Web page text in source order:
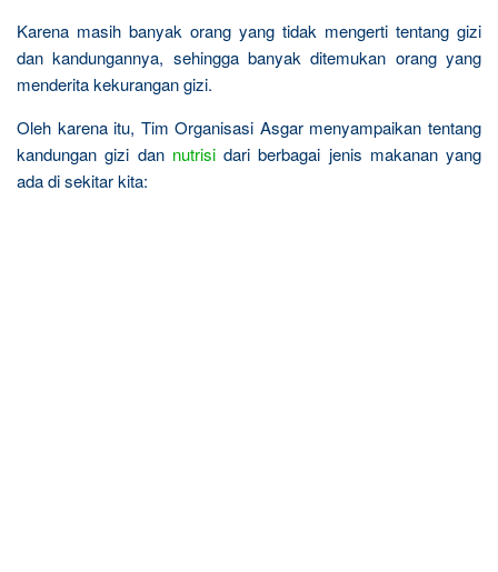
Karena masih banyak orang yang tidak mengerti tentang gizi
dan kandungannya, sehingga banyak ditemukan orang yang
menderita kekurangan gizi.
Oleh karena itu, Tim Organisasi Asgar menyampaikan tentang
kandungan gizi dan nutrisidari berbagai jenis makanan yang
ada di sekitar kita: